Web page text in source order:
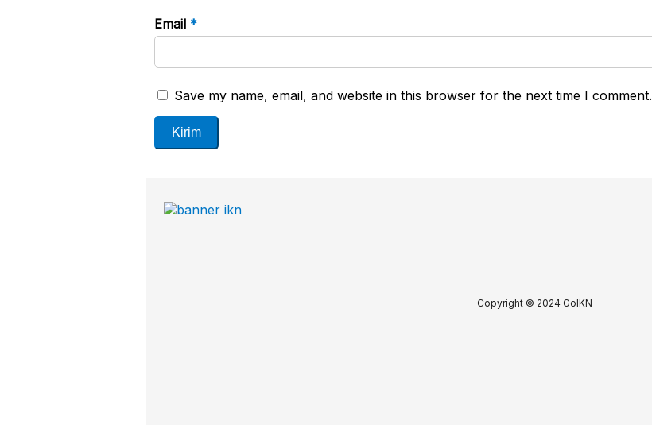
Email *
Save my name, email, and website in this browser for the next time I comment.
Copyright © 2024 GoIKN